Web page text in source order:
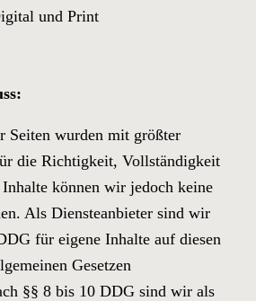
und Print
Seiten wurden mit größter
die Richtigkeit, Vollständigkeit
können wir jedoch keine
Als Diensteanbieter sind wir
für eigene Inhalte auf diesen
Gesetzen
§§ 8 bis 10 DDG sind wir als